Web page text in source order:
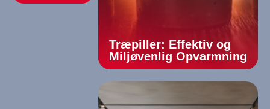
Træpiller: Effektiv og
Miljøvenlig Opvarmning